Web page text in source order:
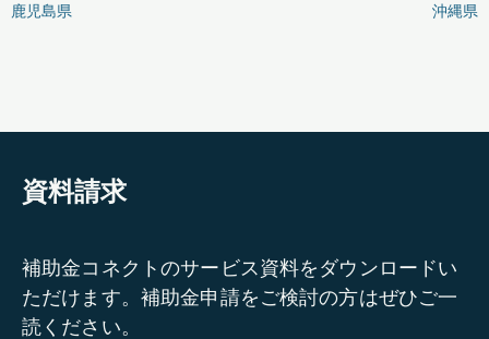
鹿児島県
沖縄県
資料請求
補助金コネクトのサービス資料をダウンロードい
ただけます。補助金申請をご検討の方はぜひご一
読ください。